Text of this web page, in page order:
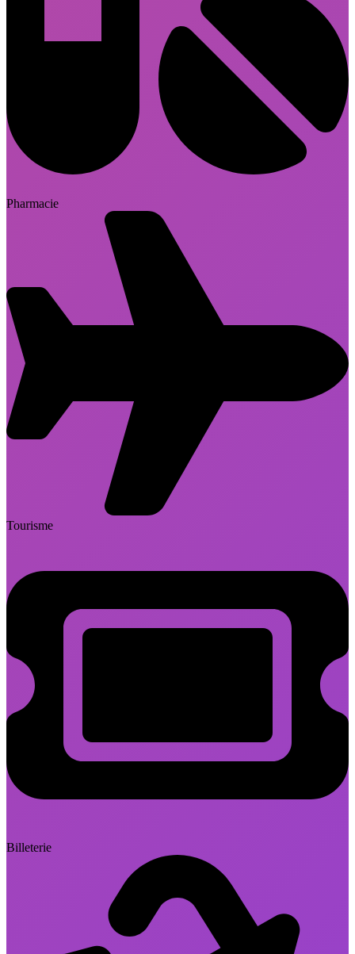
Pharmacie
Tourisme
Billeterie